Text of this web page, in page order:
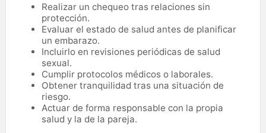
Realizar un chequeo tras relaciones sin
protección.
Evaluar el estado de salud antes de planificar
un embarazo.
Incluirlo en revisiones periódicas de salud
sexual.
Cumplir protocolos médicos o laborales.
Obtener tranquilidad tras una situación de
riesgo.
Actuar de forma responsable con la propia
salud y la de la pareja.